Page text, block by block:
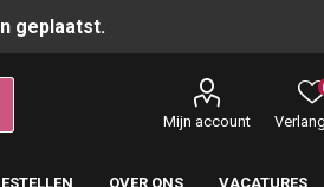
geplaatst.
Mijn account
OVER ONS VACATURES